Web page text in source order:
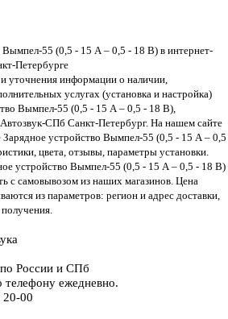
Вымпел-55 (0,5 - 15 А – 0,5 - 18 В) в интернет-
Петербурге
уточнения информации о наличии,
услугах (установка и настройка)
Вымпел-55 (0,5 - 15 А – 0,5 - 18 В),
СПб Санкт-Петербург. На нашем сайте
устройство Вымпел-55 (0,5 - 15 А – 0,5
цвета, отзывы, параметры установки.
устройство Вымпел-55 (0,5 - 15 А – 0,5 - 18 В)
с самовывозом из наших магазинов. Цена
из параметров: регион и адрес доставки,
по России и СПб
телефону ежедневно.
20-00